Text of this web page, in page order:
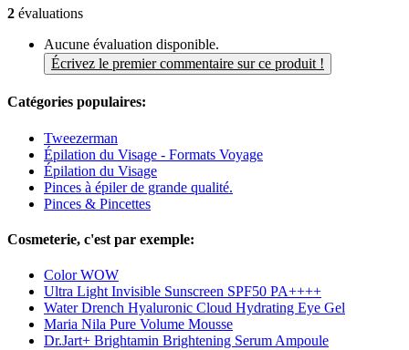
2 évaluations
Aucune évaluation disponible.
Écrivez le premier commentaire sur ce produit !
Catégories populaires:
Tweezerman
Épilation du Visage - Formats Voyage
Épilation du Visage
Pinces à épiler de grande qualité.
Pinces & Pincettes
Cosmeterie, c'est par exemple:
Color WOW
Ultra Light Invisible Sunscreen SPF50 PA++++
Water Drench​ Hyaluronic Cloud Hydrating Eye Gel
Maria Nila Pure Volume Mousse
Dr.Jart+ Brightamin Brightening Serum Ampoule